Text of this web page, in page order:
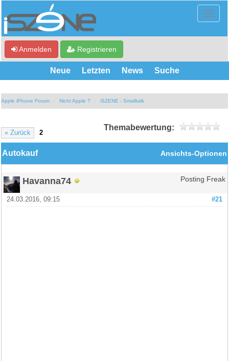
Anmelden Registrieren
Neue Letzten News Suche
Apple iPhone Forum Nicht Apple ? iSZENE - Smalltalk
« Zurück 2
Themabewertung:
Ansichts-Optionen
Autokauf
Havanna74 Posting Freak
#21
24.03.2016, 09:15